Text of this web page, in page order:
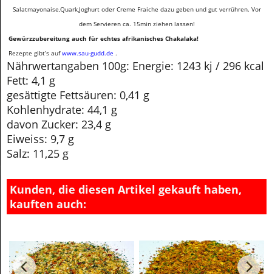
Salatmayonaise,Quark,Joghurt oder Creme Fraiche dazu geben und gut verrühren. Vor
dem Servieren ca. 15min ziehen lassen!
Gewürzzubereitung auch für echtes afrikanisches Chakalaka!
Rezepte gibt’s aufwww.sau-gudd.de .
Nährwertangaben 100g: Energie: 1243 kj / 296 kcal
Fett: 4,1 g
gesättigte Fettsäuren: 0,41 g
Kohlenhydrate: 44,1 g
davon Zucker: 23,4 g
Eiweiss: 9,7 g
Salz: 11,25 g
Kunden, die diesen Artikel gekauft haben,
kauften auch: